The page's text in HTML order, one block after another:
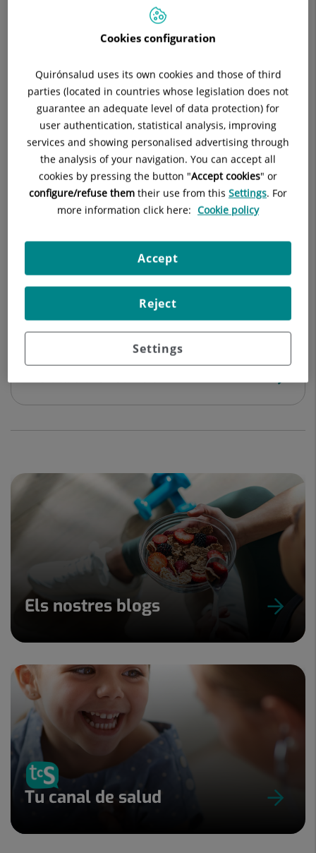
Contacte
Instal·lacions i serveis
Els nostres blogs
Tu canal de salud
Cookies configuration
Quirónsalud uses its own cookies and those of third
parties (located in countries whose legislation does not
guarantee an adequate level of data protection) for
user authentication, statistical analysis, improving
services and showing personalised advertising through
the analysis of your navigation. You can accept all
cookies by pressing the button "Accept cookies" or
configure/refuse them their use from this Settings. For
more information click here: Cookie policy
Settings
Reject
Accept